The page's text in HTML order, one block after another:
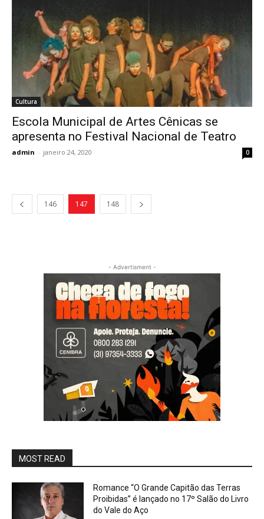
Cultura
Escola Municipal de Artes Cênicas se
apresenta no Festival Nacional de Teatro
admin - janeiro 24, 2020 0
146 147 148
- Advertisment -
MOST READ
Romance “O Grande Capitão das Terras
Proibidas” é lançado no 17º Salão do Livro
do Vale do Aço